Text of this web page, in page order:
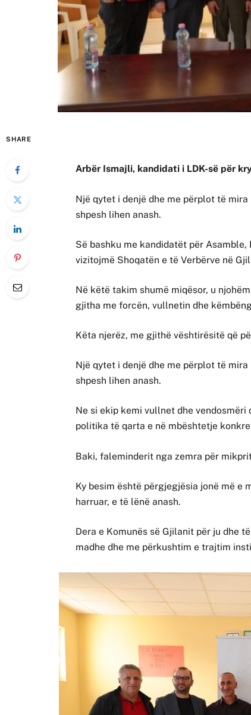
SHARE
Arbër Ismajli, kandidati i LDK-së për
Një qytet i denjë dhe me përplot të
shpesh lihen anash.
Së bashku me kandidatët për
vizitojmë Shoqatën e të Verbërve në
Në këtë takim shumë miqësor, u
gjitha me forcën, vullnetin dhe
Këta njerëz, me gjithë vështirësitë që
Një qytet i denjë dhe me përplot të
shpesh lihen anash.
Ne si ekip kemi vullnet dhe
politika të qarta e në mbështetje
Baki, faleminderit nga zemra për
Ky besim është përgjegjësia jonë më e
harruar, e të lënë anash.
Dera e Komunës së Gjilanit për ju dhe
madhe dhe me përkushtim e trajtim